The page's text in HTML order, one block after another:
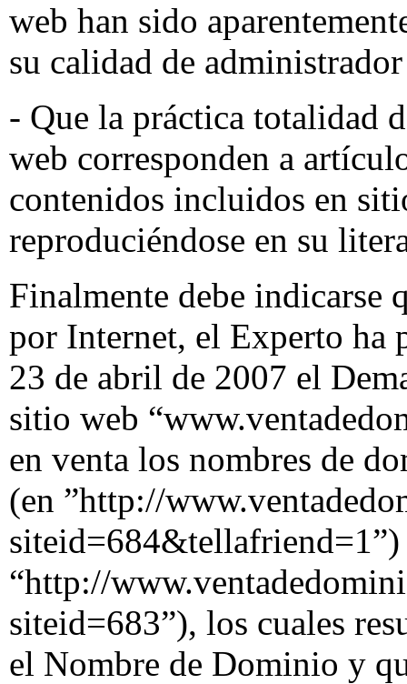
web han sido
su calidad de
- Que la práctica totalidad
web corresponden a
contenidos incluidos en
reproduciéndose en su
Finalmente debe indicarse
por Internet, el Experto ha
23 de abril de 2007 el
sitio web
en venta los nombres de
(en ”http://
“http://
siteid=683”), los cuales
el Nombre de Dominio y